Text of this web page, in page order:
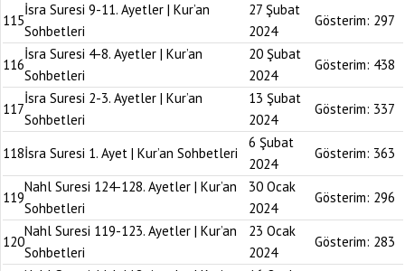
115
İsra Suresi 9-11. Ayetler | Kur’an
Sohbetleri
27 Şubat
2024
Gösterim: 297
116
İsra Suresi 4-8. Ayetler | Kur’an
Sohbetleri
20 Şubat
2024
Gösterim: 438
117
İsra Suresi 2-3. Ayetler | Kur’an
Sohbetleri
13 Şubat
2024
Gösterim: 337
118İsra Suresi 1. Ayet | Kur’an Sohbetleri
6 Şubat
2024
Gösterim: 363
119
Nahl Suresi 124-128. Ayetler | Kur’an
Sohbetleri
30 Ocak
2024
Gösterim: 296
120
Nahl Suresi 119-123. Ayetler | Kur’an
Sohbetleri
23 Ocak
2024
Gösterim: 283